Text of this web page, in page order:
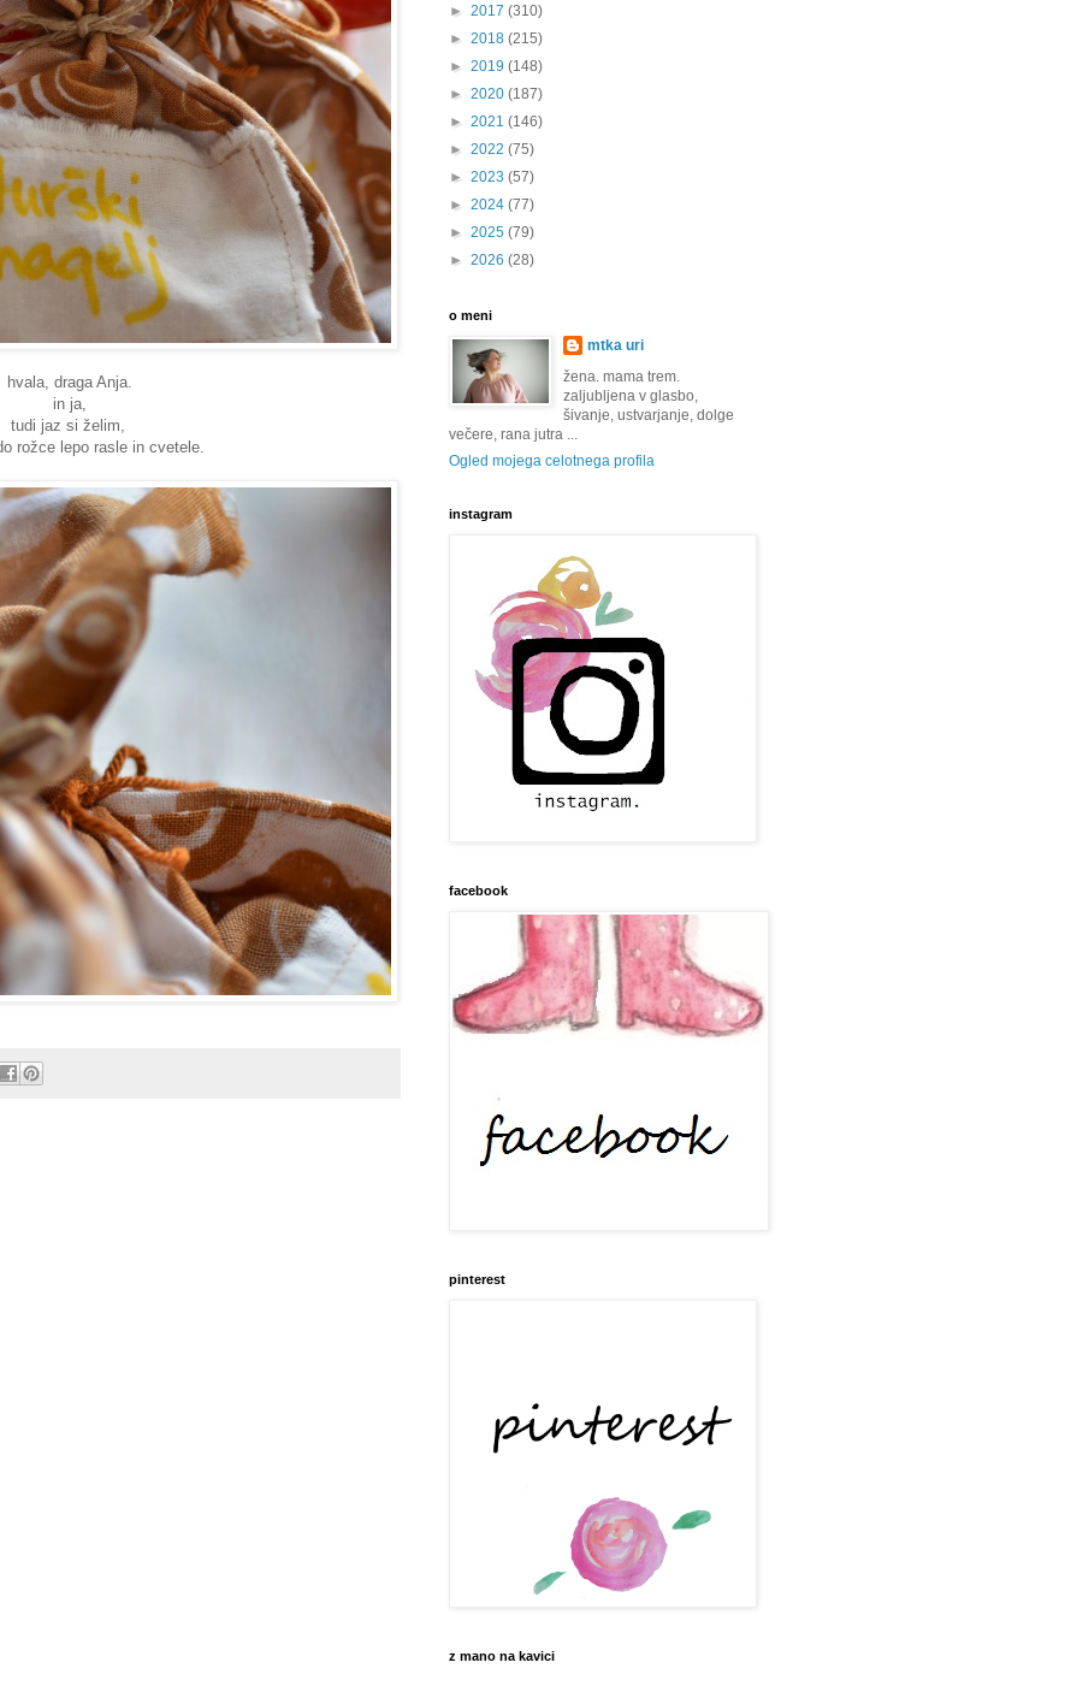
hvala, draga Anja.
in ja,
tudi jaz si želim,
rožce lepo rasle in cvetele.
► 2017 (310)
► 2018 (215)
► 2019 (148)
► 2020 (187)
► 2021 (146)
► 2022 (75)
► 2023 (57)
► 2024 (77)
► 2025 (79)
► 2026 (28)
o meni
mtka uri
žena. mama trem.
zaljubljena v glasbo,
šivanje, ustvarjanje, dolge
večere, rana jutra ...
Ogled mojega celotnega profila
instagram
facebook
pinterest
z mano na kavici